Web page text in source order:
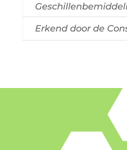
Erkend door de